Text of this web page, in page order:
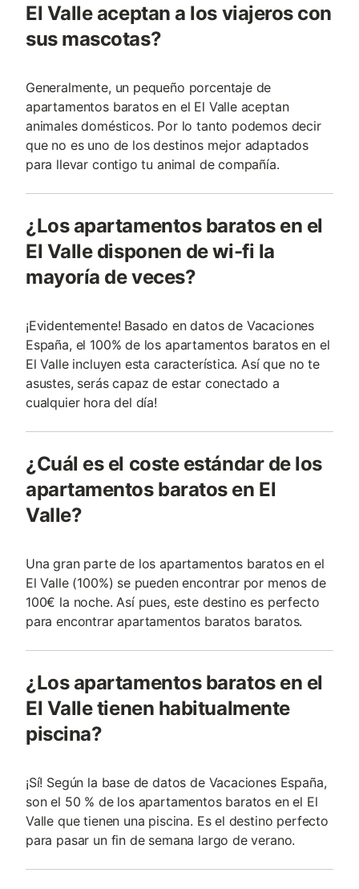
El Valle aceptan a los viajeros con
sus mascotas?
Generalmente, un pequeño porcentaje de
apartamentos baratos en el El Valle aceptan
animales domésticos. Por lo tanto podemos decir
que no es uno de los destinos mejor adaptados
para llevar contigo tu animal de compañía.
¿Los apartamentos baratos en el
El Valle disponen de wi-fi la
mayoría de veces?
¡Evidentemente! Basado en datos de Vacaciones
España, el 100% de los apartamentos baratos en el
El Valle incluyen esta característica. Así que no te
asustes, serás capaz de estar conectado a
cualquier hora del día!
¿Cuál es el coste estándar de los
apartamentos baratos en El
Valle?
Una gran parte de los apartamentos baratos en el
El Valle (100%) se pueden encontrar por menos de
100€ la noche. Así pues, este destino es perfecto
para encontrar apartamentos baratos baratos.
¿Los apartamentos baratos en el
El Valle tienen habitualmente
piscina?
¡Sí! Según la base de datos de Vacaciones España,
son el 50 % de los apartamentos baratos en el El
Valle que tienen una piscina. Es el destino perfecto
para pasar un fin de semana largo de verano.